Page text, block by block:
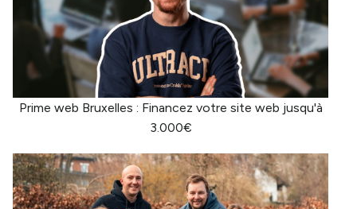
Prime web Bruxelles : Financez votre site web jusqu'à
3.000€